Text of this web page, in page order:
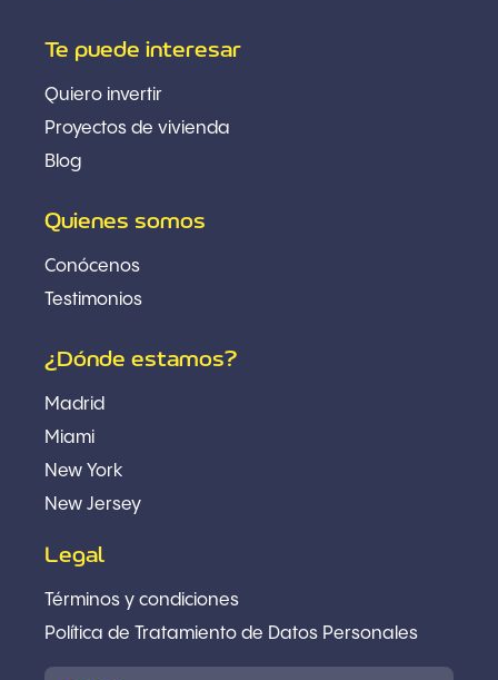
Te puede interesar
Quiero invertir
Proyectos de vivienda
Blog
Quienes somos
Conócenos
Testimonios
¿Dónde estamos?
Madrid
Miami
New York
New Jersey
Legal
Términos y condiciones
Política de Tratamiento de Datos Personales